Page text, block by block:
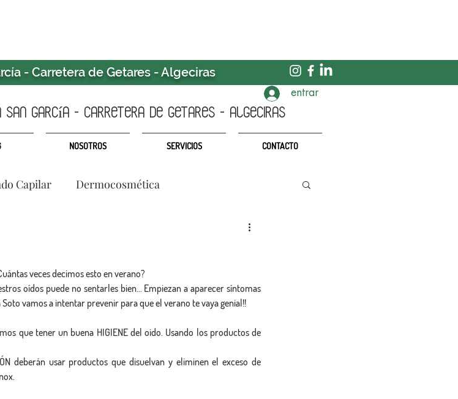
garcía - CARRETERA DE GETARES - algeciras
entrar
NOSOTROS SERVICIOS CONTACTO
- Carretera de Getares - Algeciras
Capilar Dermocosmética
veces decimos esto en verano?
oídos puede no sentarles bien… Empiezan a aparecer síntomas
vamos a intentar prevenir para que el verano te vaya genial!!
que tener un buena HIGIENE del oido. Usando los productos de
deberán usar productos que disuelvan y eliminen el exceso de